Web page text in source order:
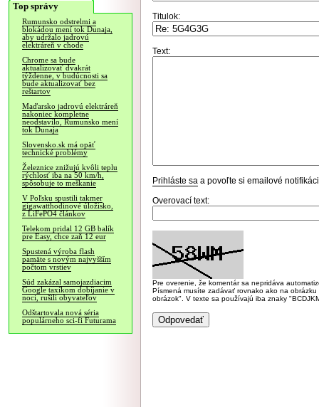
Top správy
Rumunsko odstrelmi a
blokádou mení tok Dunaja,
aby udržalo jadrovú
elektráreň v chode
Chrome sa bude
aktualizovať dvakrát
týždenne, v budúcnosti sa
bude aktualizovať bez
reštartov
Maďarsko jadrovú elektráreň
nakoniec kompletne
neodstavilo, Rumunsko mení
tok Dunaja
Slovensko.sk má opäť
technické problémy
Železnice znižujú kvôli teplu
rýchlosť iba na 50 km/h,
spôsobuje to meškanie
V Poľsku spustili takmer
gigawatthodinové úložisko,
z LiFePO4 článkov
Telekom pridal 12 GB balík
pre Easy, chce zaň 12 eur
Spustená výroba flash
pamäte s novým najvyšším
počtom vrstiev
Súd zakázal samojazdiacim
Google taxíkom dobíjanie v
noci, rušili obyvateľov
Odštartovala nová séria
populárneho sci-fi Futurama
Titulok:
Text:
Prihláste sa a povoľte si emailové
Overovací text:
Pre overenie, že komentár sa nepridáva
Písmená musíte zadávať rovnako ako na
obrázok". V texte sa používajú iba znaky